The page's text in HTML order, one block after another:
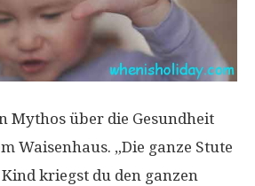
Mythos über die Gesundheit
Waisenhaus. „Die ganze Stute
kriegst du den ganzen